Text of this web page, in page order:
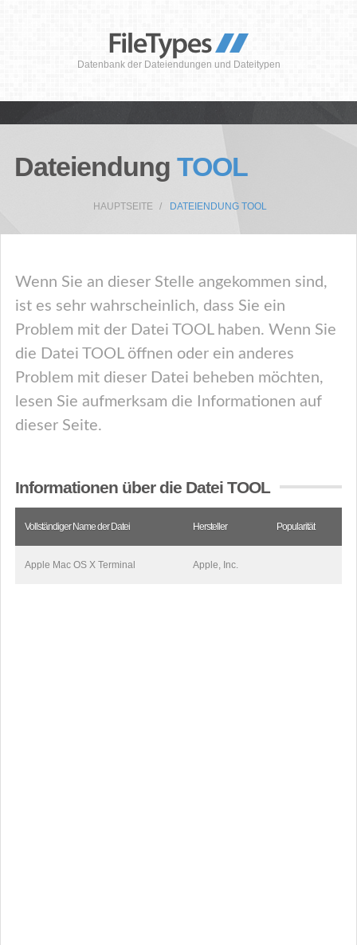
Datenbank der Dateiendungen und Dateitypen
Dateiendung TOOL
HAUPTSEITE DATEIENDUNG TOOL
Wenn Sie an dieser Stelle angekommen sind,
ist es sehr wahrscheinlich, dass Sie ein
Problem mit der Datei TOOL haben. Wenn Sie
die Datei TOOL öffnen oder ein anderes
Problem mit dieser Datei beheben möchten,
lesen Sie aufmerksam die Informationen auf
dieser Seite.
Informationen über die Datei TOOL
Vollständiger Name der Datei Hersteller Popularität
Apple Mac OS X Terminal Apple, Inc.